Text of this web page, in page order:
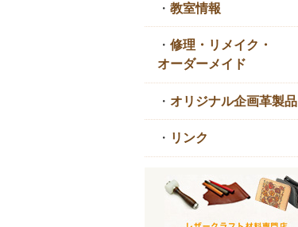
・ 教室情報
・ 修理・リメイク・
オーダーメイド
・ オリジナル企画革製品
・ リンク